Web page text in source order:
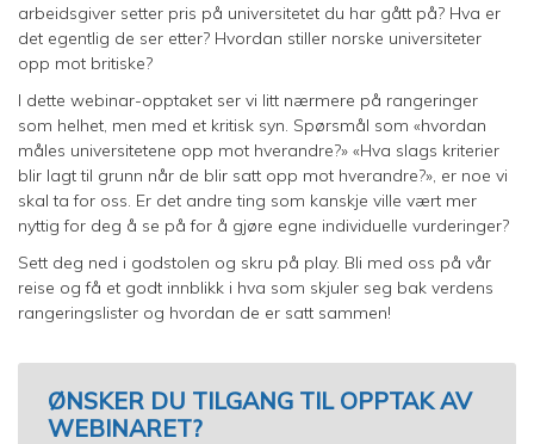
arbeidsgiver setter pris på universitetet du har gått på? Hva er
det egentlig de ser etter? Hvordan stiller norske universiteter
opp mot britiske?
I dette webinar-opptaket ser vi litt nærmere på rangeringer
som helhet, men med et kritisk syn. Spørsmål som «hvordan
måles universitetene opp mot hverandre?» «Hva slags kriterier
blir lagt til grunn når de blir satt opp mot hverandre?», er noe vi
skal ta for oss. Er det andre ting som kanskje ville vært mer
nyttig for deg å se på for å gjøre egne individuelle vurderinger?
Sett deg ned i godstolen og skru på play. Bli med oss på vår
reise og få et godt innblikk i hva som skjuler seg bak verdens
rangeringslister og hvordan de er satt sammen!
ØNSKER DU TILGANG TIL OPPTAK AV
WEBINARET?